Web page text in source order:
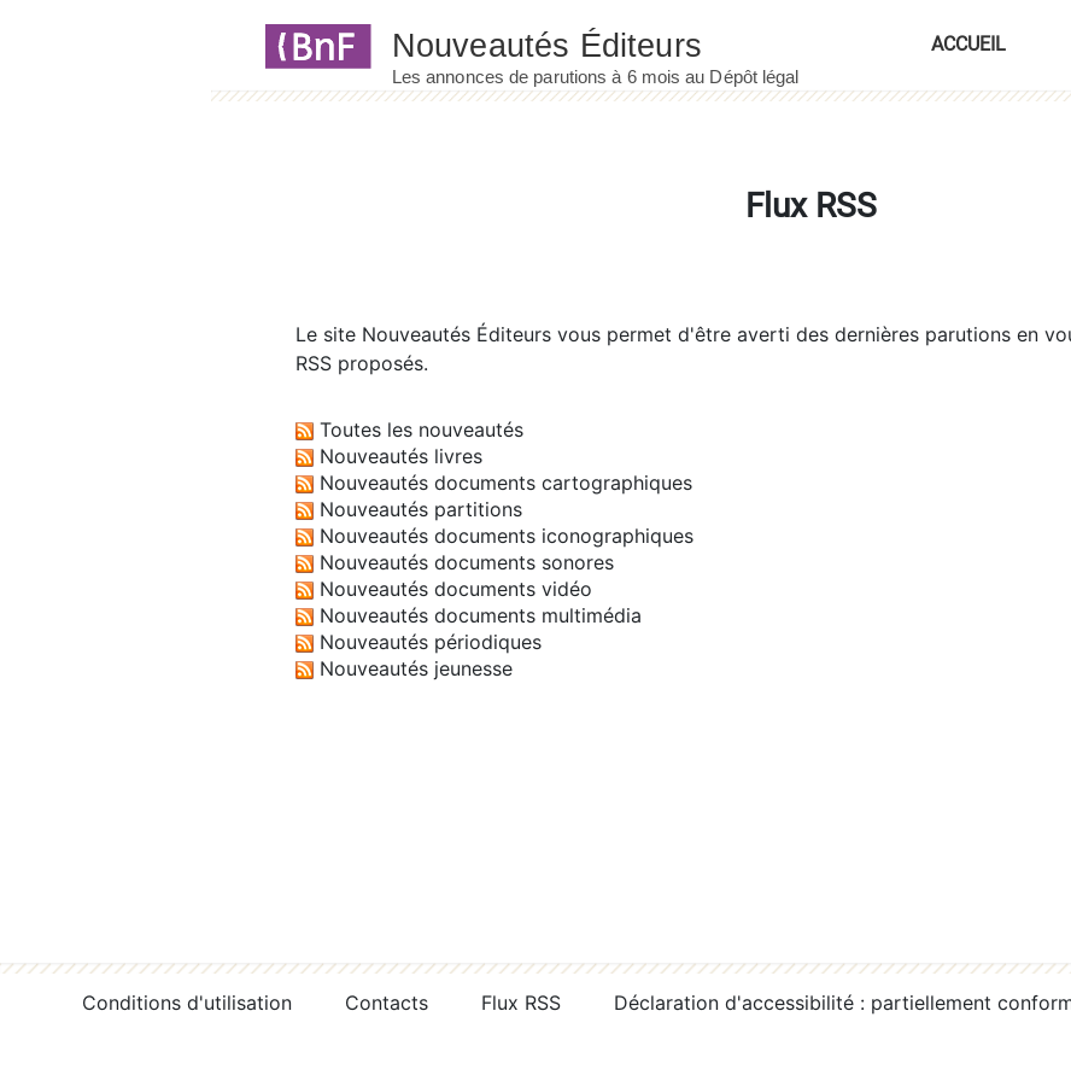
ACCUEIL
Flux RSS
Le site Nouveautés Éditeurs vous permet d'être averti des dernières parutions en
RSS proposés.
Toutes les nouveautés
Nouveautés livres
Nouveautés documents cartographiques
Nouveautés partitions
Nouveautés documents iconographiques
Nouveautés documents sonores
Nouveautés documents vidéo
Nouveautés documents multimédia
Nouveautés périodiques
Nouveautés jeunesse
Conditions d'utilisation Contacts Flux RSS Déclaration d'accessibilité : partiellement